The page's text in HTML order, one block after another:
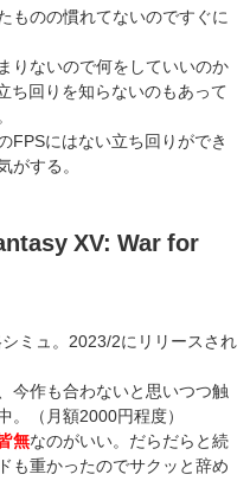
ものの慣れてないのですぐに
りないので何をしていいのか
ち回りを知らないのもあって
FPSにはない立ち回りができ
がする。
XV: War for
ミュ。2023/2にリリースされ
今作も合わないと思いつつ触
。（月額2000円程度）
無なのがいい。だらだらと続
も重かったのでサクッと辞め